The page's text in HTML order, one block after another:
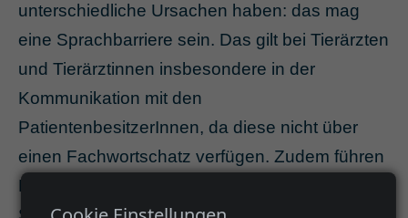
unterschiedliche Ursachen haben: das mag
eine Sprachbarriere sein. Das gilt bei Tierärzten
und Tierärztinnen insbesondere in der
Kommunikation mit den
PatientenbesitzerInnen, da diese nicht über
einen Fachwortschatz verfügen. Zudem führen
Doppeldeutigkeiten, falsch verstandener